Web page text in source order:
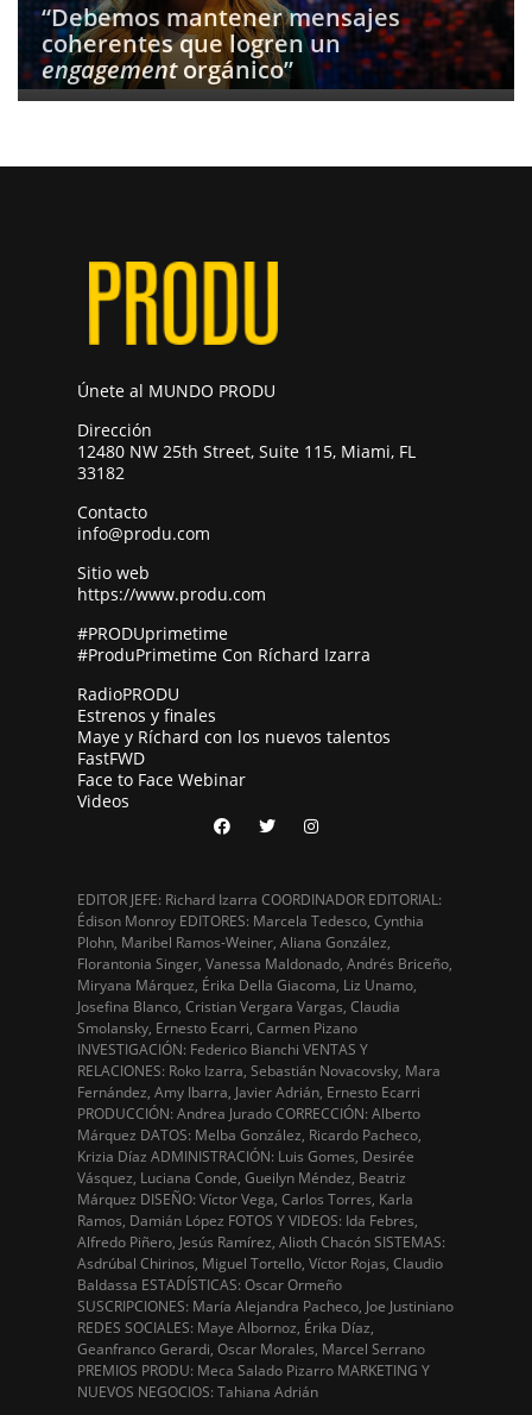
“Debemos mantener mensajes
coherentes que logren un
engagementorgánico”
Únete al MUNDO PRODU
Dirección
12480 NW 25th Street, Suite 115, Miami, FL
33182
Contacto
info@produ.com
Sitio web
https://www.produ.com
#PRODUprimetime
#ProduPrimetime Con Ríchard Izarra
RadioPRODU
Estrenos y finales
Maye y Ríchard con los nuevos talentos
FastFWD
Face to Face Webinar
Videos
EDITOR JEFE: Richard Izarra COORDINADOR EDITORIAL:
Édison Monroy EDITORES: Marcela Tedesco, Cynthia
Plohn, Maribel Ramos-Weiner, Aliana González,
Florantonia Singer, Vanessa Maldonado, Andrés Briceño,
Miryana Márquez, Érika Della Giacoma, Liz Unamo,
Josefina Blanco, Cristian Vergara Vargas, Claudia
Smolansky, Ernesto Ecarri, Carmen Pizano
INVESTIGACIÓN: Federico Bianchi VENTAS Y
RELACIONES: Roko Izarra, Sebastián Novacovsky, Mara
Fernández, Amy Ibarra, Javier Adrián, Ernesto Ecarri
PRODUCCIÓN: Andrea Jurado CORRECCIÓN: Alberto
Márquez DATOS: Melba González, Ricardo Pacheco,
Krizia Díaz ADMINISTRACIÓN: Luis Gomes, Desirée
Vásquez, Luciana Conde, Gueilyn Méndez, Beatriz
Márquez DISEÑO: Víctor Vega, Carlos Torres, Karla
Ramos, Damián López FOTOS Y VIDEOS: Ida Febres,
Alfredo Piñero, Jesús Ramírez, Alioth Chacón SISTEMAS:
Asdrúbal Chirinos, Miguel Tortello, Víctor Rojas, Claudio
Baldassa ESTADÍSTICAS: Oscar Ormeño
SUSCRIPCIONES: María Alejandra Pacheco, Joe Justiniano
REDES SOCIALES: Maye Albornoz, Érika Díaz,
Geanfranco Gerardi, Oscar Morales, Marcel Serrano
PREMIOS PRODU: Meca Salado Pizarro MARKETING Y
NUEVOS NEGOCIOS: Tahiana Adrián